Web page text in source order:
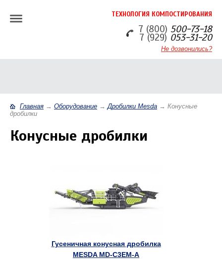
ТЕХНОЛОГИЯ КОМПОСТИРОВАНИЯ
7 (800) 500-73-18
7 (929) 053-31-20
Не дозвонились?
Главная → Оборудование → Дробилки Mesda → Конусные
дробилки
Конусные дробилки
Гусеничная конусная дробилка
MESDA MD-C3EM-A